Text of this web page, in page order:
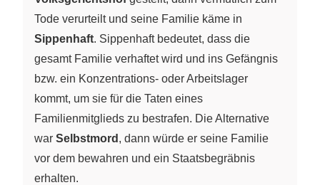
Tode verurteilt und seine Familie käme in
Sippenhaft. Sippenhaft bedeutet, dass die
gesamt Familie verhaftet wird und ins Gefängnis
bzw. ein Konzentrations- oder Arbeitslager
kommt, um sie für die Taten eines
Familienmitglieds zu bestrafen. Die Alternative
war Selbstmord , dann würde er seine Familie
vor dem bewahren und ein Staatsbegräbnis
erhalten.